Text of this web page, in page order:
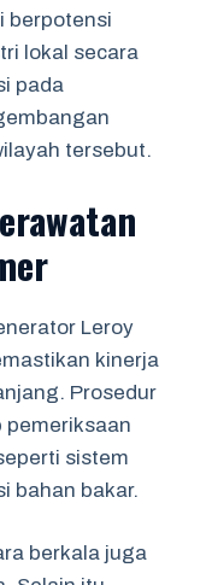
berpotensi
lokal secara
pada
tersebut.
Leroy
kinerja
Prosedur
pemeriksaan
sistem
bahan bakar.
berkala juga